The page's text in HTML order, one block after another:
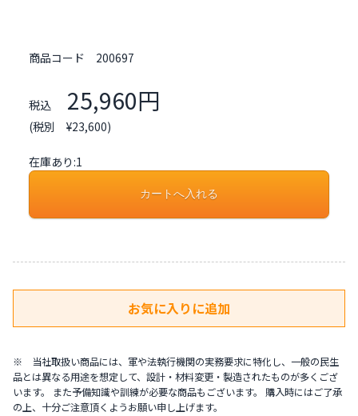
商品コード 200697
税込 25,960円
(税別 ¥23,600)
在庫あり:1
※ 当社取扱い商品には、軍や法執行機関の実務要求に特化し、一般の民生
品とは異なる用途を想定して、設計・材料変更・製造されたものが多くござ
います。 また予備知識や訓練が必要な商品もございます。 購入時にはご了承
の上、十分ご注意頂くようお願い申し上げます。